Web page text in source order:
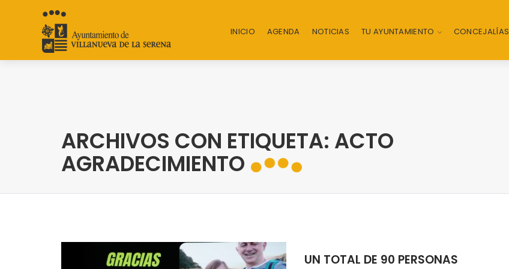
INICIO AGENDA NOTICIAS TU AYUNTAMIENTO CONCEJALÍAS
ARCHIVOS CON ETIQUETA: ACTO
AGRADECIMIENTO
UN TOTAL DE 90 PERSONAS